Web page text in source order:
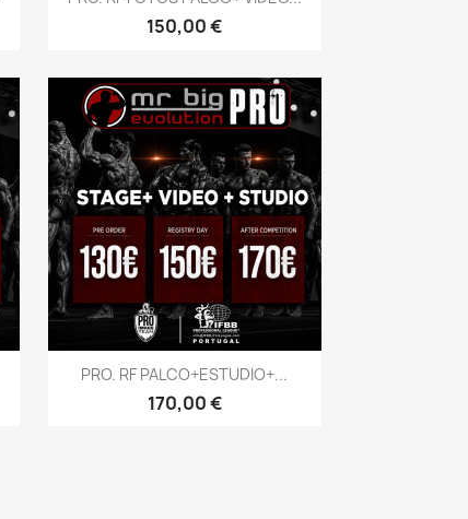
Preço
150,00 €
PRO. RF PALCO+ESTUDIO+...
Preço
170,00 €
Vista rápida